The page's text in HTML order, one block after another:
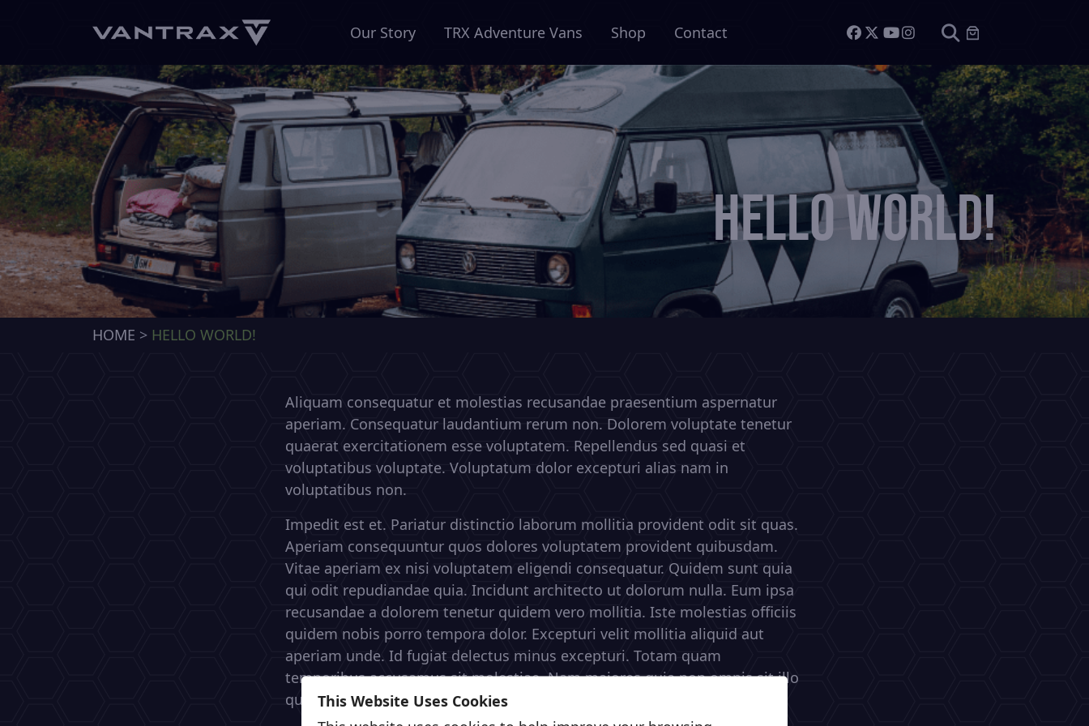
Our Story TRX Adventure Vans Shop Contact
Hello world!
HOME > HELLO WORLD!
Aliquam consequatur et molestias recusandae praesentium aspernatur
aperiam. Consequatur laudantium rerum non. Dolorem voluptate tenetur
quaerat exercitationem esse voluptatem. Repellendus sed quasi et
voluptatibus voluptate. Voluptatum dolor excepturi alias nam in
voluptatibus non.
Impedit est et. Pariatur distinctio laborum mollitia provident odit sit quas.
Aperiam consequuntur quos dolores voluptatem provident quibusdam.
Vitae aperiam ex nisi voluptatem eligendi consequatur. Quidem sunt quia
qui odit repudiandae quia. Incidunt architecto ut dolorum nulla. Eum ipsa
recusandae a dolorem tenetur quidem vero mollitia. Iste molestias officiis
quidem nobis porro tempora dolor. Excepturi velit mollitia aliquid aut
aperiam unde. Id fugiat delectus minus excepturi. Totam quam
temporibus accusamus sit molestiae. Nam maiores quia non omnis sit illo
quae excepturi velit.
This Website Uses Cookies